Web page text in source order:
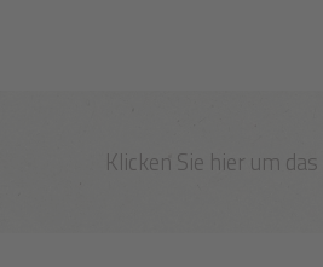
Klicken Sie hier um das